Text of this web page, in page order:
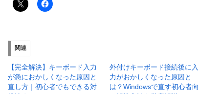
関連
【完全解決】キーボード入力
が急におかしくなった原因と
直し方｜初心者でもできる対
外付けキーボード接続後に入
力がおかしくなった原因と
は？Windowsで直す初心者向